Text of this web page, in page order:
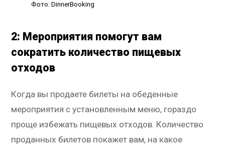
Фото: DinnerBooking
2: Мероприятия помогут вам
сократить количество пищевых
отходов
Когда вы продаете билеты на обеденные
мероприятия с установленным меню, гораздо
проще избежать пищевых отходов. Количество
проданных билетов покажет вам, на какое